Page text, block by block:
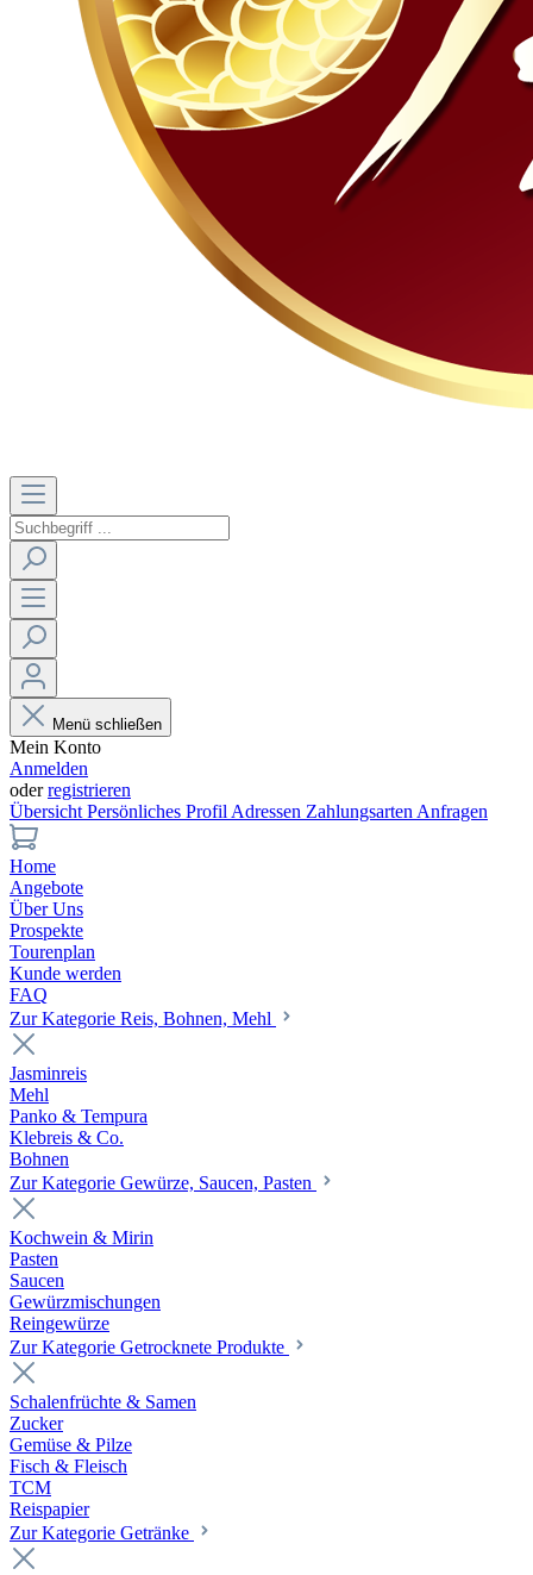
Menü schließen
Mein Konto
Anmelden
oderregistrieren
Übersicht Persönliches Profil Adressen Zahlungsarten Anfragen
Home
Angebote
Über Uns
Prospekte
Tourenplan
Kunde werden
FAQ
Zur Kategorie Reis, Bohnen, Mehl
Jasminreis
Mehl
Panko & Tempura
Klebreis & Co.
Bohnen
Zur Kategorie Gewürze, Saucen, Pasten
Kochwein & Mirin
Pasten
Saucen
Gewürzmischungen
Reingewürze
Zur Kategorie Getrocknete Produkte
Schalenfrüchte & Samen
Zucker
Gemüse & Pilze
Fisch & Fleisch
TCM
Reispapier
Zur Kategorie Getränke